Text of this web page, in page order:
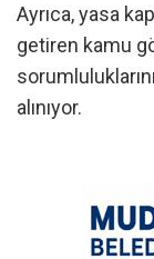
Ayrıca, yasa
getiren kamu
alınıyor.